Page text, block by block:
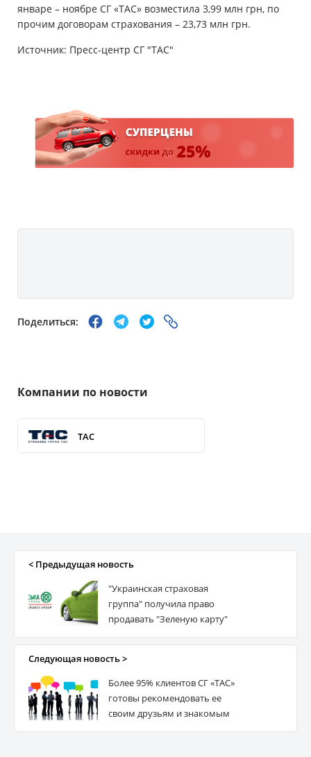
январе – ноябре СГ «ТАС» возместила 3,99 млн грн, по
прочим договорам страхования – 23,73 млн грн.
Источник: Пресс-центр СГ "ТАС"
Поделиться:
Компании по новости
ТАС
< Предыдущая новость
"Украинская страховая
группа" получила право
продавать "Зеленую карту"
Следующая новость >
Более 95% клиентов СГ «ТАС»
готовы рекомендовать ее
своим друзьям и знакомым